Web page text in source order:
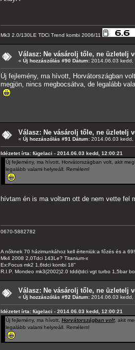
Mk3 2.0/130LE TDCi Trend kombi 2006/11
Válasz: Ne vásárolj tőle, ne üzletelj
« Új hozzászólás #90 Dátum: 2014.06.03 kedd,
Új fejlemény, ma hívott, Horvátországban
megjön, nincs megbocsátva, de legalább
Válasz: Ne vásárolj tőle, ne üzletelj
« Új hozzászólás #91 Dátum: 2014.06.03 kedd,
Idézetet írta: fügelaci - 2014.06.03 kedd, 12:00:21
Új fejlemény, ma hívott, Horvátországban volt, akit
legalább valami helyreáll. Remélem!
hívtam én is ma voltam ott de nem vette
0670-5882782
A nőknek 70 házimunkához kell érteniük:a főzés és a 69!
Mk4 2008 2,0Tdci 143Le? Titanium-x
Ex:Focus mk2 1,6tdci kombi 18"
R.I.P. Mondeo mk3(2002)2.0 tddi(tdci vgt turbo 1,5bar
Válasz: Ne vásárolj tőle, ne üzletelj
« Új hozzászólás #92 Dátum: 2014.06.03 kedd,
Idézetet írta: fügelaci - 2014.06.03 kedd, 12:00:21
Új fejlemény, ma hívott, Horvátországban volt, akit
legalább valami helyreáll. Remélem!